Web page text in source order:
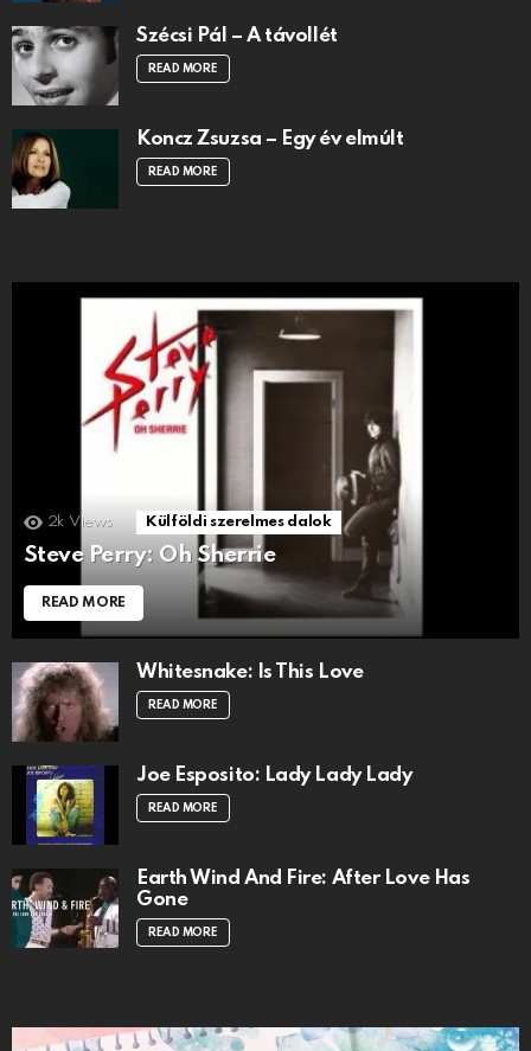
Szécsi Pál – A távollét
READ MORE
Koncz Zsuzsa – Egy év elmúlt
READ MORE
2k Views Külföldi szerelmes dalok
Steve Perry: Oh Sherrie
READ MORE
Whitesnake: Is This Love
READ MORE
Joe Esposito: Lady Lady Lady
READ MORE
Earth Wind And Fire: After Love Has
Gone
READ MORE